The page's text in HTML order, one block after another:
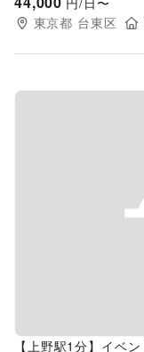
東京都 台東区
Previous slide
【上野駅1分】イベ